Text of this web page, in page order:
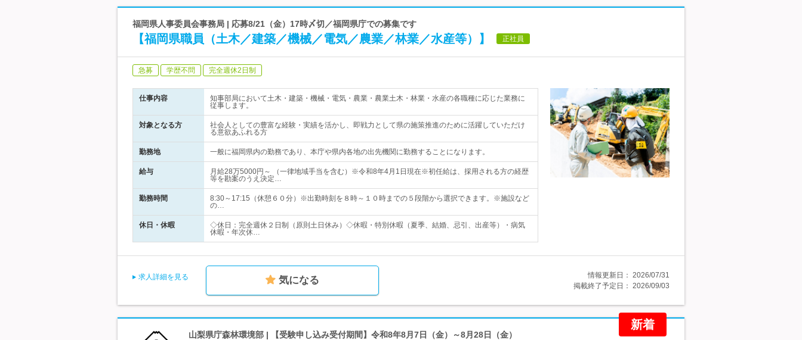
福岡県人事委員会事務局 | 応募8/21（金）17時〆切／福岡県庁での募集です
【福岡県職員（土木／建築／機械／電気／農業／林業／水産等）】 正社員
急募 学歴不問 完全週休2日制
仕事内容
知事部局において土木・建築・機械・電気・農業・農業土木・林業・水産の各職種に応じた業務に
従事します。
対象となる方
社会人としての豊富な経験・実績を活かし、即戦力として県の施策推進のために活躍していただけ
る意欲あふれる方
勤務地 一般に福岡県内の勤務であり、本庁や県内各地の出先機関に勤務することになります。
給与
月給28万5000円～ （一律地域手当を含む）※令和8年4月1日現在※初任給は、採用される方の経歴
等を勘案のうえ決定…
勤務時間
8:30～17:15（休憩６０分）※出勤時刻を８時～１０時までの５段階から選択できます。※施設など
の…
休日・休暇
◇休日：完全週休２日制（原則土日休み）◇休暇・特別休暇（夏季、結婚、忌引、出産等）・病気
休暇・年次休…
求人詳細を見る 気になる 情報更新日： 2026/07/31
掲載終了予定日： 2026/09/03
新着
山梨県庁森林環境部 | 【受験申し込み受付期間】令和8年8月7日（金）～8月28日（金）